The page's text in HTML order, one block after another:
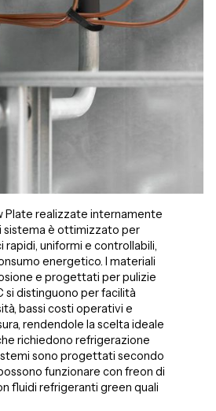
Plate realizzate internamente
sistema è ottimizzato per
uniformi e controllabili,
energetico. I materiali
e progettati per pulizie
si distinguono per facilità
bassi costi operativi e
rendendole la scelta ideale
richiedono refrigerazione
sono progettati secondo
funzionare con freon di
fluidi refrigeranti green quali